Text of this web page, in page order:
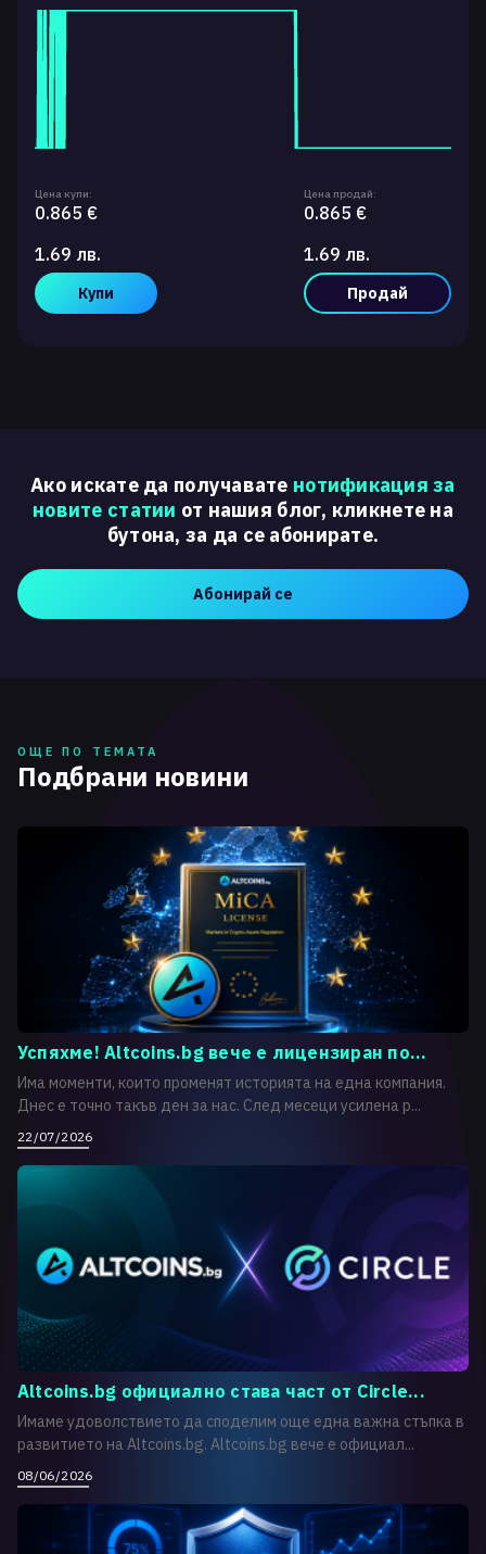
Цена купи:
0.865 €
1.69 лв.
Купи
Цена продай:
0.865 €
1.69 лв.
Продай
Ако искате да получавате нотификация за
новите статии от нашия блог, кликнете на
бутона, за да се абонирате.
Абонирай се
ОЩЕ ПО ТЕМАТА
Подбрани новини
Успяхме! Altcoins.bg вече е лицензиран по...
Има моменти, които променят историята на една компания.
Днес е точно такъв ден за нас. След месеци усилена р...
22/07/2026
Altcoins.bg официално става част от Circle...
Имаме удоволствието да споделим още една важна стъпка в
развитието на Altcoins.bg. Altcoins.bg вече е официал...
08/06/2026